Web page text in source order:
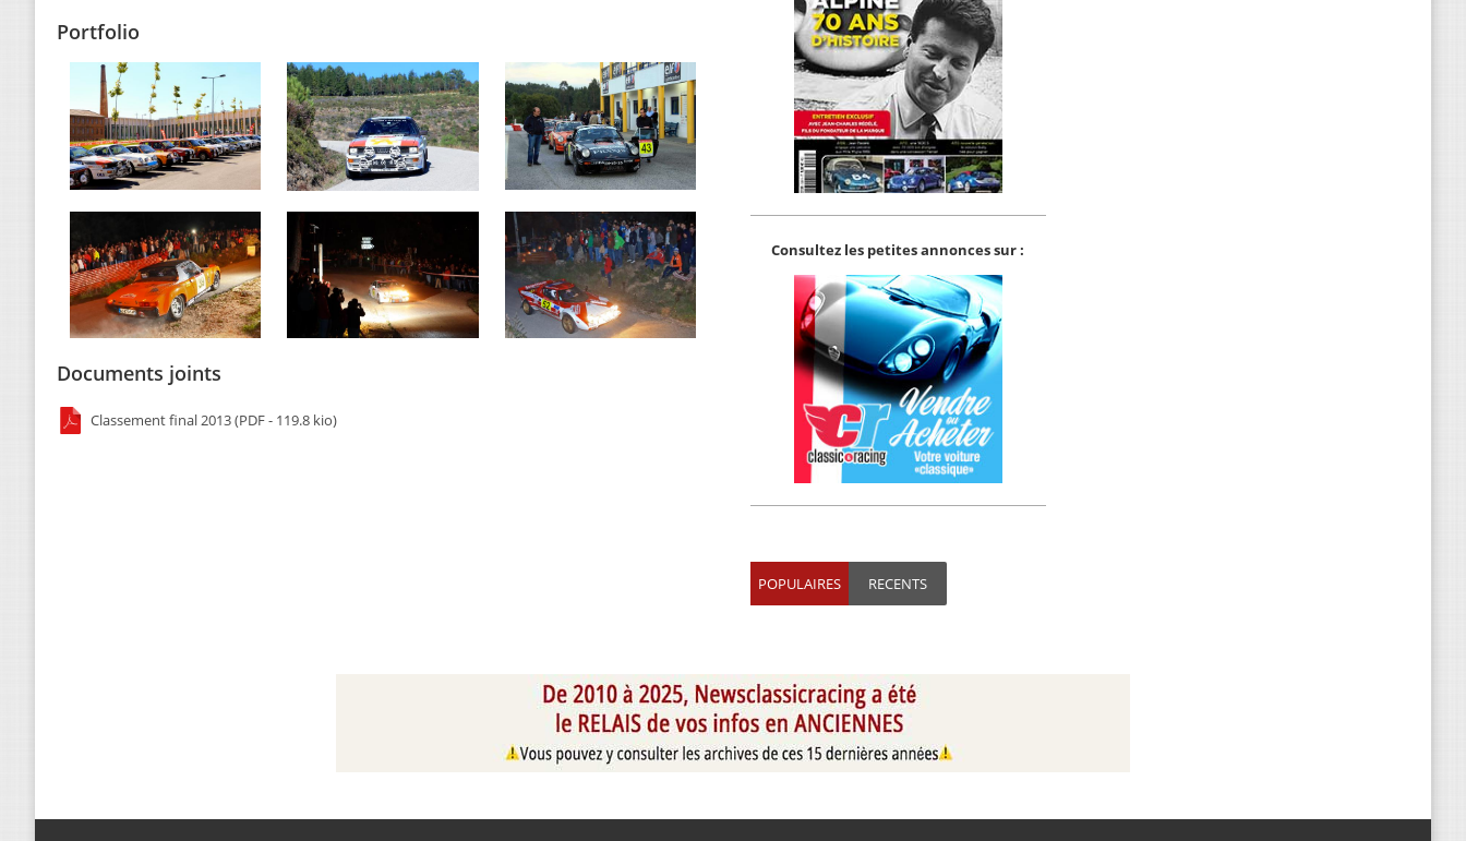
Portfolio
Documents joints
Classement final 2013 (PDF - 119.8 kio)
Consultez les petites annonces sur :
POPULAIRES RECENTS